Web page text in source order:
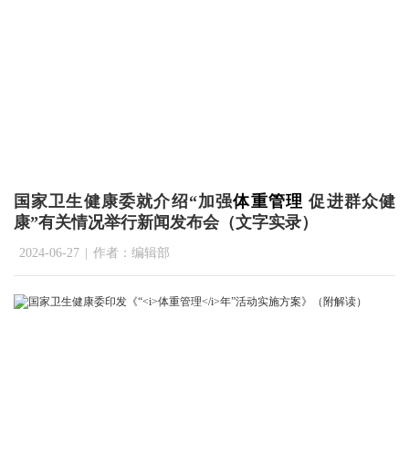
国家卫生健康委就介绍“加强体重管理 促进群众健
康”有关情况举行新闻发布会（文字实录）
2024-06-27 | 作者：编辑部